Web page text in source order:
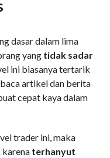
dasar dalam lima
yang tidak sadar
ini biasanya tertarik
artikel dan berita
cepat kaya dalam
trader ini, maka
karena terhanyut